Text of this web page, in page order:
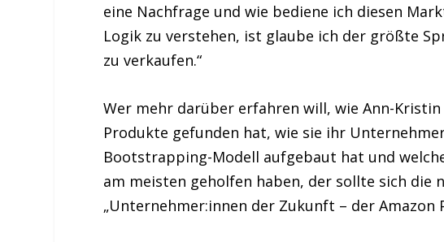
eine Nachfrage und wie bediene ich diesen
Logik zu verstehen, ist glaube ich der größte
zu verkaufen.“
Wer mehr darüber erfahren will, wie Ann-
Produkte gefunden hat, wie sie ihr
Bootstrapping-Modell aufgebaut hat und
am meisten geholfen haben, der sollte sich die
„Unternehmer:innen der Zukunft – der Amazon